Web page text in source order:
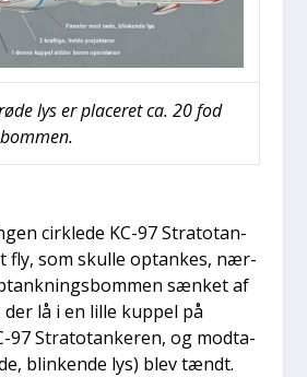
lys er pla­ce­ret ca. 20 fod
cirk­le­de KC-97 Stra­to­tan­
fly, som skul­le optan­kes, nær­
sæn­ket af
lå i en lil­le kup­pel på
97 Stra­to­tan­ke­ren, og mod­ta­
blin­ken­de lys) blev tændt.